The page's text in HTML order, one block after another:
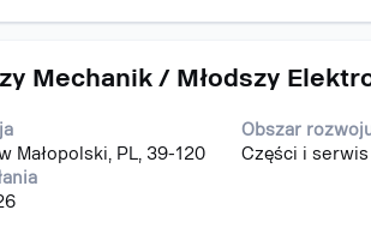
Mechanik / Młodszy
Małopolski, PL, 39-120
Obszar
Części i serwis